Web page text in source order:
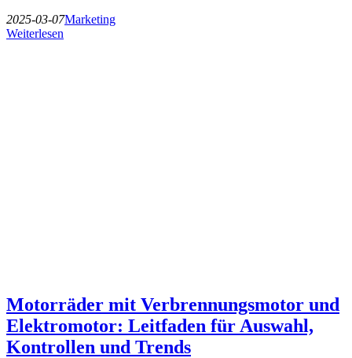
2025-03-07Marketing
Weiterlesen
Motorräder mit Verbrennungsmotor und
Elektromotor: Leitfaden für Auswahl,
Kontrollen und Trends